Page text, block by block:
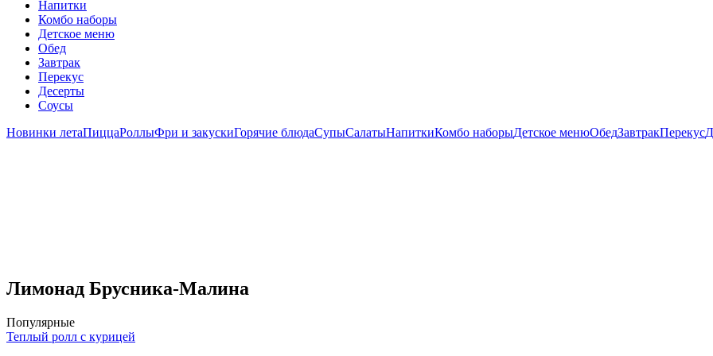
Напитки
Комбо наборы
Детское меню
Обед
Завтрак
Перекус
Десерты
Соусы
Новинки летаПиццаРоллыФри и закускиГорячие блюдаСупыСалатыНапиткиКомбо наборыДетское менюОбедЗавтракПерекус
Лимонад Брусника-Малина
Популярные
Теплый ролл с курицей